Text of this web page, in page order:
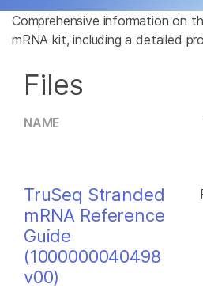
추천 링크
Comprehensive information on
mRNA kit, including a detailed
Files
NAME
TruSeq Stranded
mRNA Reference
Guide
(1000000040498
v00)